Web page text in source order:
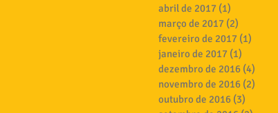
abril de 2017 (1)
março de 2017 (2)
fevereiro de 2017 (1)
janeiro de 2017 (1)
dezembro de 2016 (4)
novembro de 2016 (2)
outubro de 2016 (3)